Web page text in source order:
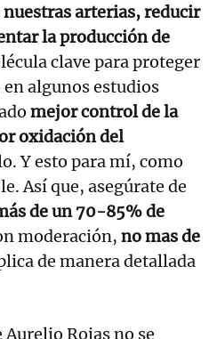
arterias, reducir
la producción de
clave para proteger
algunos estudios
mejor control de la
oxidación del
Y esto para mí, como
Así que, asegúrate de
de un 70-85% de
moderación, no mas de
de manera detallada
Rojas no se